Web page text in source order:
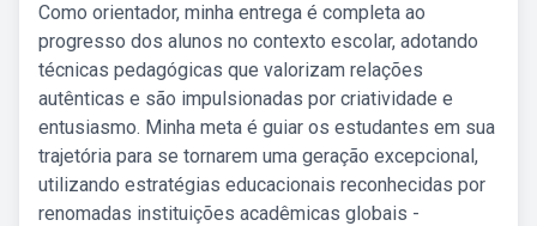
Como orientador, minha entrega é completa ao
progresso dos alunos no contexto escolar, adotando
técnicas pedagógicas que valorizam relações
autênticas e são impulsionadas por criatividade e
entusiasmo. Minha meta é guiar os estudantes em sua
trajetória para se tornarem uma geração excepcional,
utilizando estratégias educacionais reconhecidas por
renomadas instituições acadêmicas globais -